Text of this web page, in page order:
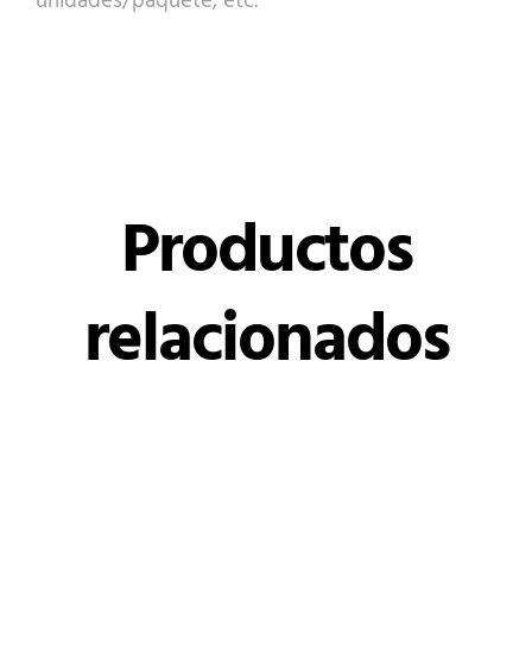
Productos
relacionados